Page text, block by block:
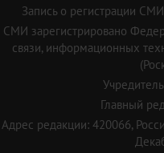
Запись о регистрации
СМИ зарегистрировано
связи, информационных
Главный
Адрес редакции: 420066,